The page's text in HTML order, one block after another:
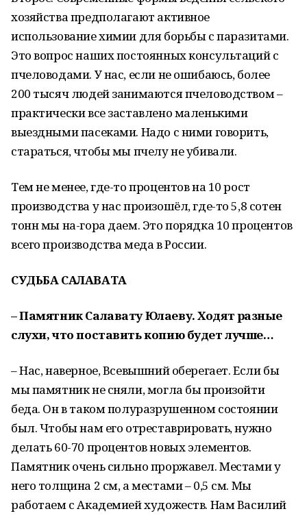
хозяйства предполагают активное
использование химии для борьбы с паразитами.
Это вопрос наших постоянных консультаций с
пчеловодами. У нас, если не ошибаюсь, более
200 тысяч людей занимаются пчеловодством –
практически все заставлено маленькими
выездными пасеками. Надо с ними говорить,
стараться, чтобы мы пчелу не убивали.
Тем не менее, где-то процентов на 10 рост
производства у нас произошёл, где-то 5,8 сотен
тонн мы на-гора даем. Это порядка 10 процентов
всего производства меда в России.
СУДЬБА САЛАВАТА
– Памятник Салавату Юлаеву. Ходят разные
слухи, что поставить копию будет лучше…
– Нас, наверное, Всевышний оберегает. Если бы
мы памятник не сняли, могла бы произойти
беда. Он в таком полуразрушенном состоянии
был. Чтобы нам его отреставрировать, нужно
делать 60-70 процентов новых элементов.
Памятник очень сильно проржавел. Местами у
него толщина 2 см, а местами – 0,5 см. Мы
работаем с Академией художеств. Нам Василий